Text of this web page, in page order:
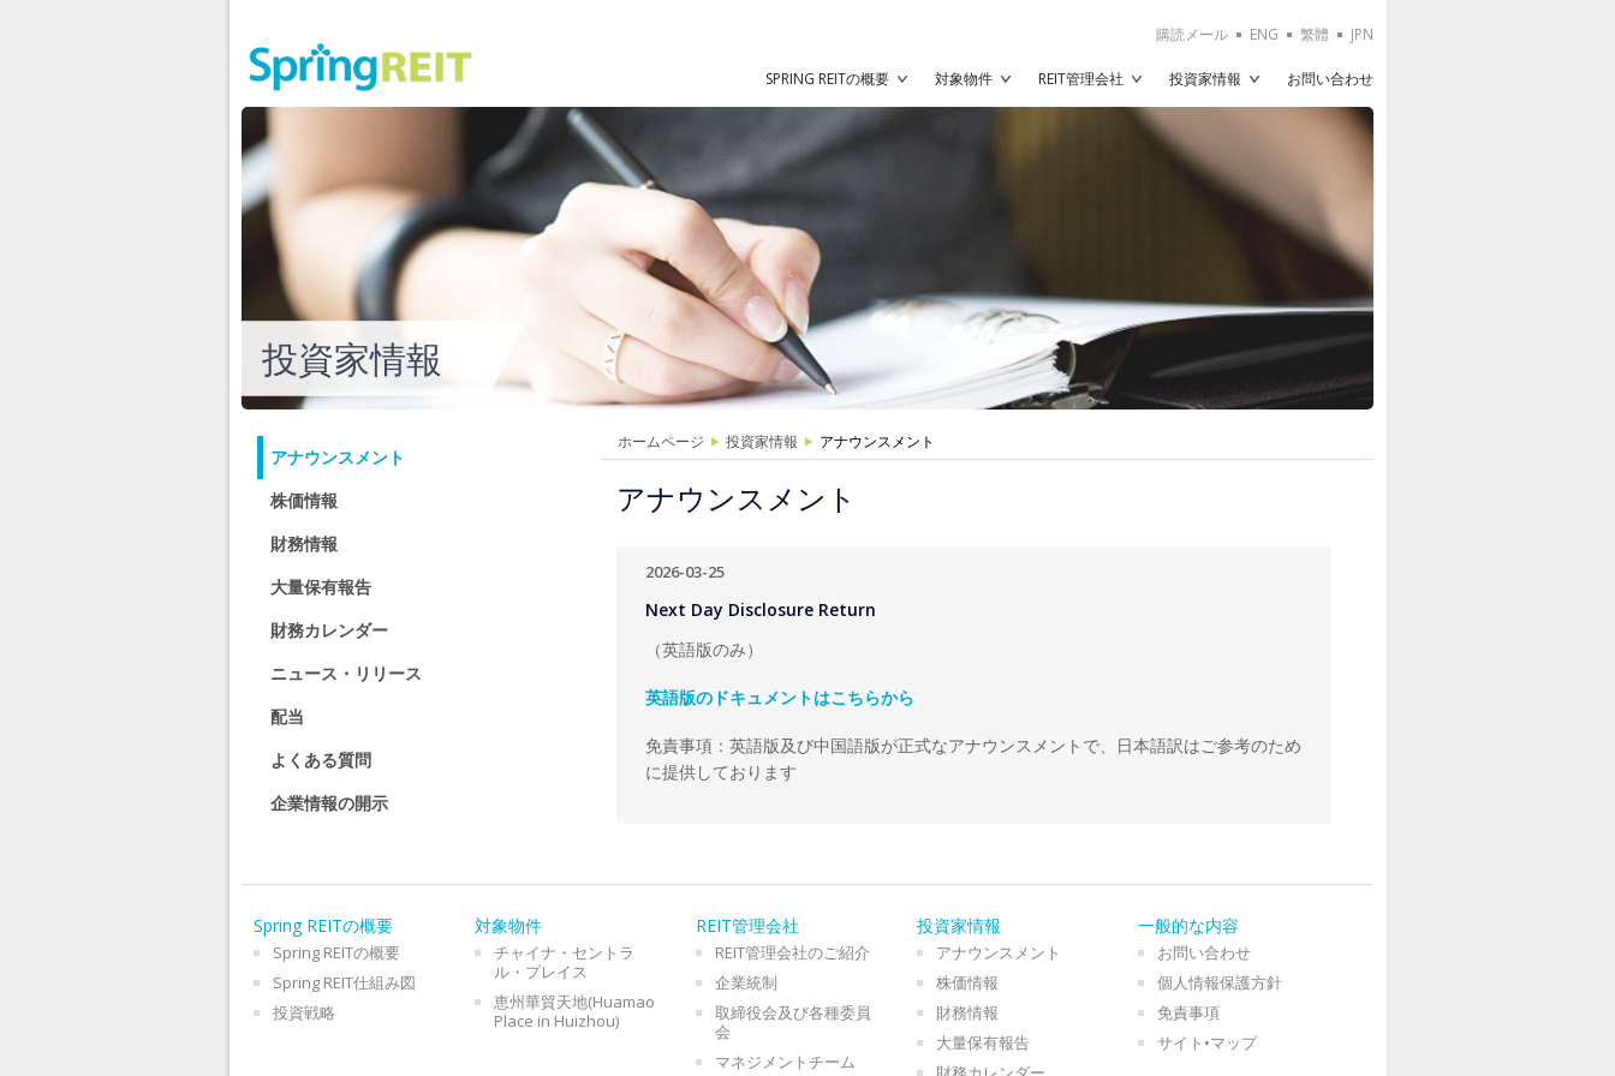
SPRING REITの概要 対象物件 REIT管理会社 投資家情報 お問い合わせ
購読メール ENG 繁體 JPN
投資家情報
アナウンスメント
株価情報
財務情報
大量保有報告
財務カレンダー
ニュース・リリース
配当
よくある質問
企業情報の開示
ホームページ 投資家情報 アナウンスメント
アナウンスメント
2026-03-25
Next Day Disclosure Return
（英語版のみ）
英語版のドキュメントはこちらから
免責事項：英語版及び中国語版が正式なアナウンスメントで、日本語訳はご参考のため
に提供しております
Spring REITの概要
Spring REITの概要
Spring REIT仕組み図
投資戦略
対象物件
チャイナ・セントラ
ル・プレイス
恵州華貿天地(Huamao
Place in Huizhou)
REIT管理会社
REIT管理会社のご紹介
企業統制
取締役会及び各種委員
会
マネジメントチーム
投資家情報
アナウンスメント
株価情報
財務情報
大量保有報告
一般的な内容
お問い合わせ
個人情報保護方針
免責事項
サイト•マップ